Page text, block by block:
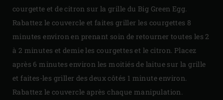
courgette et de citron sur la grille du Big Green Egg.
Rabattez le couvercle et faites griller les courgettes 8
minutes environ en prenant soin de retourner toutes les 2
à 2 minutes et demie les courgettes et le citron. Placez
après 6 minutes environ les moitiés de laitue sur la grille
et faites-les griller des deux côtés 1 minute environ.
Rabattez le couvercle après chaque manipulation.